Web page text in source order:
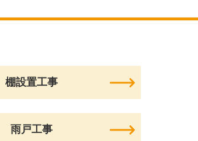
棚設置工事
雨戸工事